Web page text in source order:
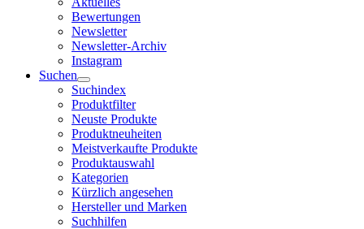
Bewertungen
Newsletter
Newsletter-Archiv
Instagram
Suchen
Suchindex
Produktfilter
Neuste Produkte
Produktneuheiten
Meistverkaufte Produkte
Produktauswahl
Kategorien
Kürzlich angesehen
Hersteller und Marken
Suchhilfen